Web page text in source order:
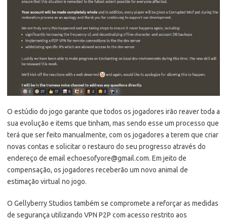
O estúdio do jogo garante que todos os jogadores irão reaver toda a
sua evolução e items que tinham, mas sendo esse um processo que
terá que ser feito manualmente, com os jogadores a terem que criar
novas contas e solicitar o restauro do seu progresso através do
endereço de email echoesofyore@gmail.com. Em jeito de
compensação, os jogadores receberão um novo animal de
estimação virtual no jogo.
O Gellyberry Studios também se compromete a reforçar as medidas
de segurança utilizando VPN P2P com acesso restrito aos